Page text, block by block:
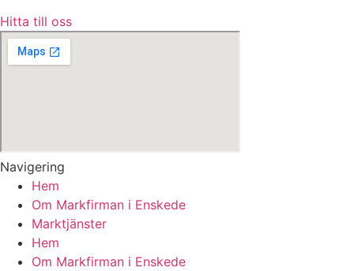
Hitta till oss
Navigering
Hem
Om Markfirman i Enskede
Marktjänster
Hem
Om Markfirman i Enskede